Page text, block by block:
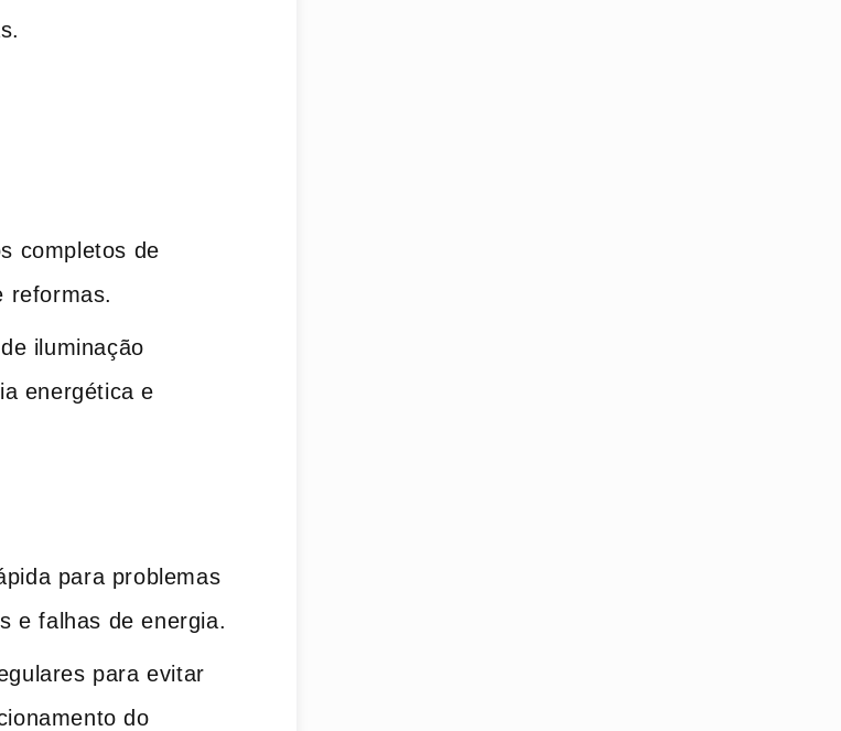
completos de
reformas.
iluminação
energética e
para problemas
e falhas de energia.
para evitar
do